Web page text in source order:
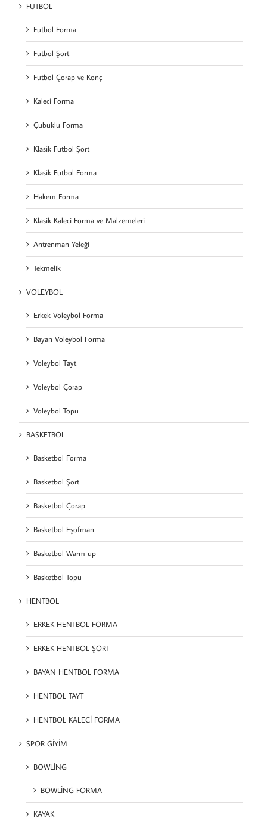
FUTBOL
Futbol Forma
Futbol Şort
Futbol Çorap ve Konç
Kaleci Forma
Çubuklu Forma
Klasik Futbol Şort
Klasik Futbol Forma
Hakem Forma
Klasik Kaleci Forma ve Malzemeleri
Antrenman Yeleği
Tekmelik
VOLEYBOL
Erkek Voleybol Forma
Bayan Voleybol Forma
Voleybol Tayt
Voleybol Çorap
Voleybol Topu
BASKETBOL
Basketbol Forma
Basketbol Şort
Basketbol Çorap
Basketbol Eşofman
Basketbol Warm up
Basketbol Topu
HENTBOL
ERKEK HENTBOL FORMA
ERKEK HENTBOL ŞORT
BAYAN HENTBOL FORMA
HENTBOL TAYT
HENTBOL KALECİ FORMA
SPOR GİYİM
BOWLİNG
BOWLİNG FORMA
KAYAK